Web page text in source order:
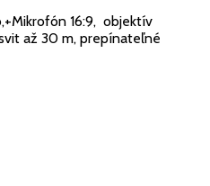
16:9, objektív
až 30 m, prepínateľné